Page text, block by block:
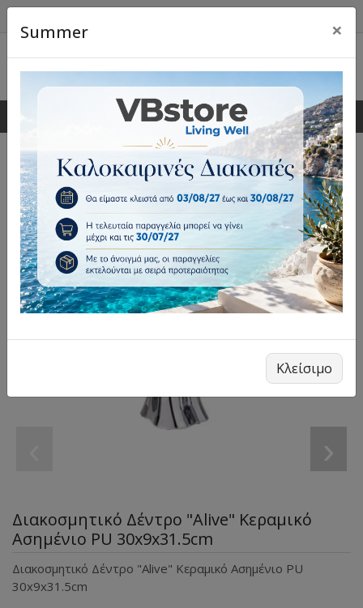
0 0
›
Διακοσμητικό Δέντρο "Alive" Κεραμικό
Ασημένιο PU 30x9x31.5cm
Διακοσμητικό Δέντρο "Alive" Κεραμικό Ασημένιο PU
30x9x31.5cm
Summer ×
Κλείσιμο